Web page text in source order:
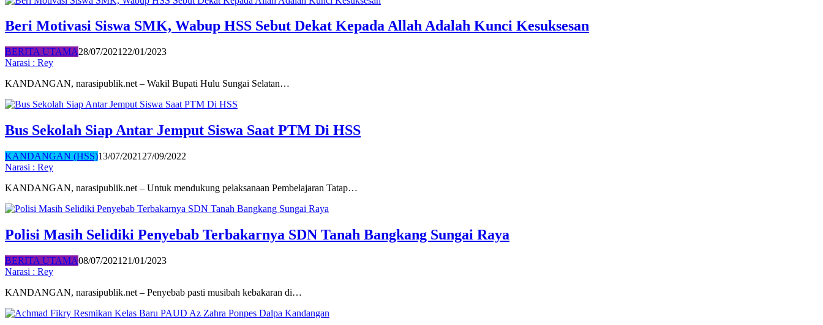
Beri Motivasi Siswa SMK, Wabup HSS Sebut Dekat Kepada Allah Adalah Kunci Kesuksesan
BERITA UTAMA28/07/2021 22/01/2023
Narasi : Rey
KANDANGAN, narasipublik.net – Wakil Bupati Hulu Sungai Selatan…
Bus Sekolah Siap Antar Jemput Siswa Saat PTM Di HSS
KANDANGAN (HSS)13/07/2021 27/09/2022
Narasi : Rey
KANDANGAN, narasipublik.net – Untuk mendukung pelaksanaan Pembelajaran Tatap…
Polisi Masih Selidiki Penyebab Terbakarnya SDN Tanah Bangkang Sungai Raya
BERITA UTAMA08/07/2021 21/01/2023
Narasi : Rey
KANDANGAN, narasipublik.net – Penyebab pasti musibah kebakaran di…